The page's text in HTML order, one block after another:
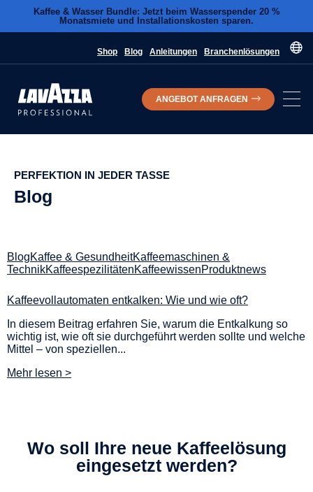
Kaffee & Wasser Bundle: Jetzt beim Wasserspender 20 %
Monatsmiete und Installationskosten sparen.
Shop Blog Anleitungen Branchenlösungen
ANGEBOT ANFRAGEN
PERFEKTION IN JEDER TASSE
Blog
BlogKaffee & GesundheitKaffeemaschinen &
TechnikKaffeespezilitätenKaffeewissenProduktnews
Kaffeevollautomaten entkalken: Wie und wie oft?
In diesem Beitrag erfahren Sie, warum die Entkalkung so
wichtig ist, wie oft sie durchgeführt werden sollte und welche
Mittel – von speziellen...
Mehr lesen >
Wo soll Ihre neue Kaffeelösung
eingesetzt werden?